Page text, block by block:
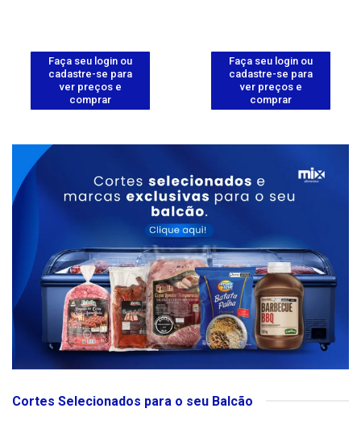
Faça seu login ou
cadastre-se para
ver preços e
comprar
Faça seu login ou
cadastre-se para
ver preços e
comprar
Cortes Selecionados para o seu Balcão